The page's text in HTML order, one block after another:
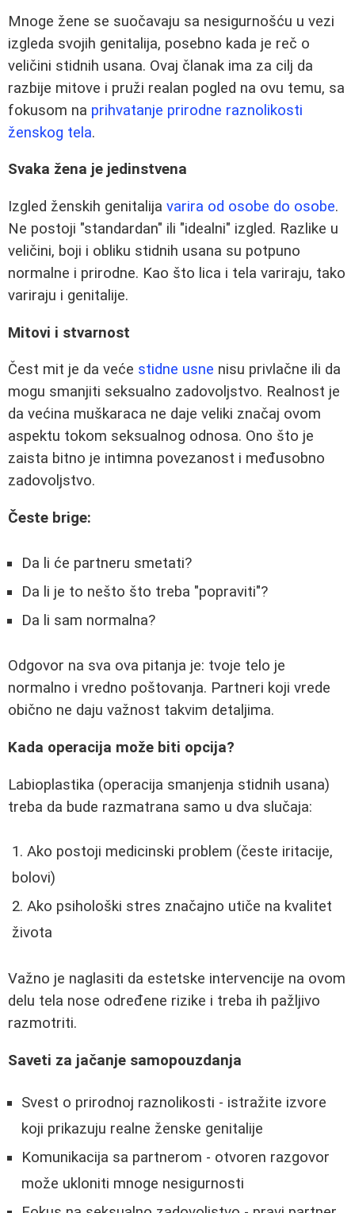
Mnoge žene se suočavaju sa nesigurnošću u vezi
izgleda svojih genitalija, posebno kada je reč o
veličini stidnih usana. Ovaj članak ima za cilj da
razbije mitove i pruži realan pogled na ovu temu, sa
fokusom na prihvatanje prirodne raznolikosti
ženskog tela.
Svaka žena je jedinstvena
Izgled ženskih genitalija varira od osobe do osobe.
Ne postoji "standardan" ili "idealni" izgled. Razlike u
veličini, boji i obliku stidnih usana su potpuno
normalne i prirodne. Kao što lica i tela variraju, tako
variraju i genitalije.
Mitovi i stvarnost
Čest mit je da veće stidne usne nisu privlačne ili da
mogu smanjiti seksualno zadovoljstvo. Realnost je
da većina muškaraca ne daje veliki značaj ovom
aspektu tokom seksualnog odnosa. Ono što je
zaista bitno je intimna povezanost i međusobno
zadovoljstvo.
Česte brige:
Da li će partneru smetati?
Da li je to nešto što treba "popraviti"?
Da li sam normalna?
Odgovor na sva ova pitanja je: tvoje telo je
normalno i vredno poštovanja. Partneri koji vrede
obično ne daju važnost takvim detaljima.
Kada operacija može biti opcija?
Labioplastika (operacija smanjenja stidnih usana)
treba da bude razmatrana samo u dva slučaja:
Ako postoji medicinski problem (česte iritacije,
bolovi)
Ako psihološki stres značajno utiče na kvalitet
života
Važno je naglasiti da estetske intervencije na ovom
delu tela nose određene rizike i treba ih pažljivo
razmotriti.
Saveti za jačanje samopouzdanja
Svest o prirodnoj raznolikosti - istražite izvore
koji prikazuju realne ženske genitalije
Komunikacija sa partnerom - otvoren razgovor
može ukloniti mnoge nesigurnosti